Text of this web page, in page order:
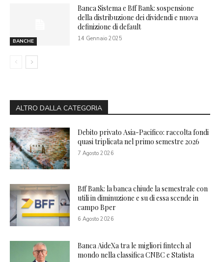
BANCHE
Banca Sistema e Bff Bank: sospensione
della distribuzione dei dividendi e nuova
definizione di default
14 Gennaio 2025
ALTRO DALLA CATEGORIA
Debito privato Asia-Pacifico: raccolta fondi
quasi triplicata nel primo semestre 2026
7 Agosto 2026
Bff Bank: la banca chiude la semestrale con
utili in diminuzione e su di essa scende in
campo Bper
6 Agosto 2026
Banca AideXa tra le migliori fintech al
mondo nella classifica CNBC e Statista